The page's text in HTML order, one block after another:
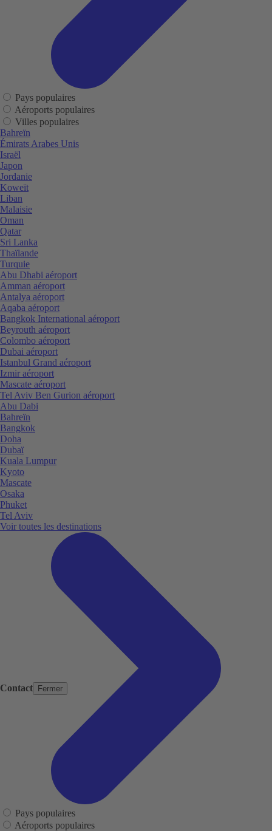
Contact Fermer
Pays populaires
Aéroports populaires
Villes populaires
Bahreïn
Émirats Arabes Unis
Israël
Japon
Jordanie
Koweït
Liban
Malaisie
Oman
Qatar
Sri Lanka
Thaïlande
Turquie
Abu Dhabi aéroport
Amman aéroport
Antalya aéroport
Aqaba aéroport
Bangkok International aéroport
Beyrouth aéroport
Colombo aéroport
Dubai aéroport
Istanbul Grand aéroport
Izmir aéroport
Mascate aéroport
Tel Aviv Ben Gurion aéroport
Abu Dabi
Bahreïn
Bangkok
Doha
Dubaï
Kuala Lumpur
Kyoto
Mascate
Osaka
Phuket
Tel Aviv
Voir toutes les destinations
Pays populaires
Aéroports populaires